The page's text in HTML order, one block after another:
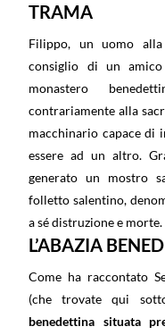
TRAMA
Filippo, un uomo
consiglio di un
monastero
contrariamente alla
macchinario capace di
essere ad un altro.
generato un mostro
folletto salentino,
a sé distruzione e morte.
L’ABAZIA
Come ha raccontato
(che trovate qui
benedettina situata